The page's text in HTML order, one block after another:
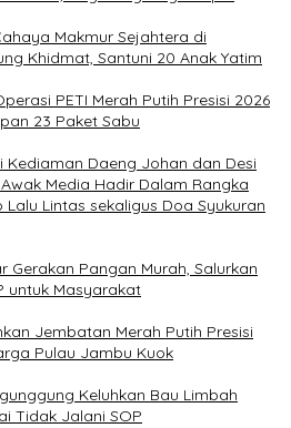
Makmur Sejahtera di
Khidmat, Santuni 20 Anak Yatim
PETI Merah Putih Presisi 2026
23 Paket Sabu
Kediaman Daeng Johan dan Desi
Media Hadir Dalam Rangka
Lalu Lintas sekaligus Doa Syukuran
Gerakan Pangan Murah, Salurkan
untuk Masyarakat
Jembatan Merah Putih Presisi
Pulau Jambu Kuok
Keluhkan Bau Limbah
Tidak Jalani SOP